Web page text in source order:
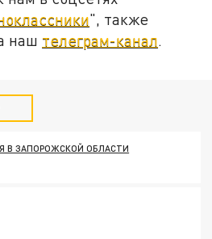
", также
наш телеграм-канал.
В ЗАПОРОЖСКОЙ ОБЛАСТИ